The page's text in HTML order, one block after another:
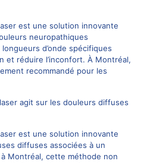
est une solution innovante
neuropathiques
d’onde spécifiques
et réduire l’inconfort. À Montréal,
recommandé pour les
agit sur les douleurs diffuses
est une solution innovante
diffuses associées à un
Montréal, cette méthode non